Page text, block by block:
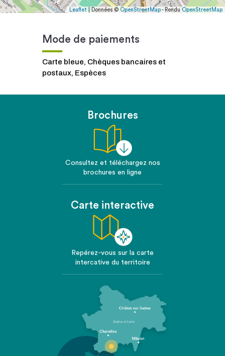
Leaflet| Données © OpenStreetMap- Rendu OpenStreetMap
Mode de paiements
Carte bleue, Chèques bancaires et
postaux, Espèces
Brochures
Consultez et téléchargez nos
brochures en ligne
Carte interactive
Repérez-vous sur la carte
intercative du territoire